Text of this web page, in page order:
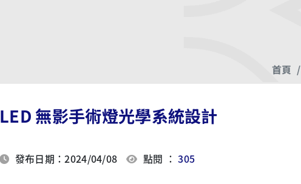
首頁
LED 無影手術燈光學系統設計
發布日期：2024/04/08 點閱 ：305